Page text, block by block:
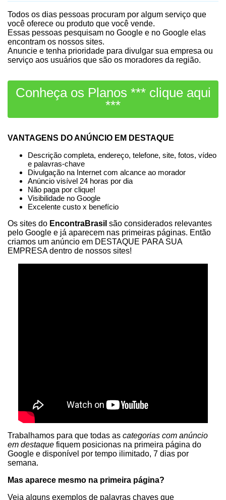
Todos os dias pessoas procuram por algum serviço que
você oferece ou produto que você vende.
Essas pessoas pesquisam no Google e no Google elas
encontram os nossos sites.
Anuncie e tenha prioridade para divulgar sua empresa ou
serviço aos usuários que são os moradores da região.
Conheça os Planos *** clique aqui
***
VANTAGENS DO ANÚNCIO EM DESTAQUE
Descrição completa, endereço, telefone, site, fotos, vídeo
e palavras-chave
Divulgação na Internet com alcance ao morador
Anúncio visível 24 horas por dia
Não paga por clique!
Visibilidade no Google
Excelente custo x benefício
Os sites do EncontraBrasil são considerados relevantes
pelo Google e já aparecem nas primeiras páginas. Então
criamos um anúncio em DESTAQUE PARA SUA
EMPRESA dentro de nossos sites!
Trabalhamos para que todas as categorias com anúncio
em destaque fiquem posicionas na primeira página do
Google e disponível por tempo ilimitado, 7 dias por
semana.
Mas aparece mesmo na primeira página?
Veja alguns exemplos de palavras chaves que